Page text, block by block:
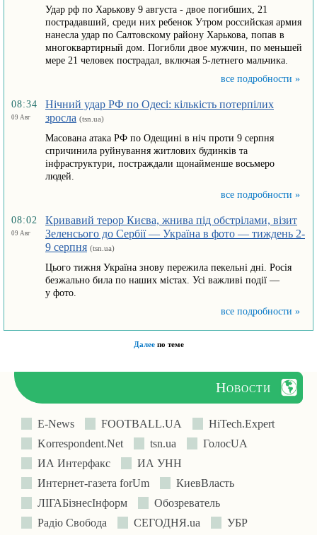
Удар рф по Харькову 9 августа - двое погибших, 21
пострадавший, среди них ребенок Утром российская армия
нанесла удар по Салтовскому району Харькова, попав в
многоквартирный дом. Погибли двое мужчин, по меньшей
мере 21 человек пострадал, включая 5-летнего мальчика.
все подробности »
08:34
09 Авг
Нічний удар РФ по Одесі: кількість потерпілих
зросла (tsn.ua)
Масована атака РФ по Одещині в ніч проти 9 серпня
спричинила руйнування житлових будинків та
інфраструктури, постраждали щонайменше восьмеро
людей.
все подробности »
08:02
09 Авг
Кривавий терор Києва, жнива під обстрілами, візит
Зеленсього до Сербії — Україна в фото — тиждень 2-
9 серпня (tsn.ua)
Цього тижня Україна знову пережила пекельні дні. Росія
безжально била по наших містах. Усі важливі події —
у фото.
все подробности »
Далеепо теме
Новости
E-News FOOTBALL.UA
HiTech.Expert
Korrespondent.Net
tsn.ua
ГолосUA
ИА Интерфакс
ИА УНН
Интернет-газета forUm
КиевВласть
ЛIГАБiзнесIнформ
Обозреватель
Радіо Свобода
СЕГОДНЯ.ua
УБР